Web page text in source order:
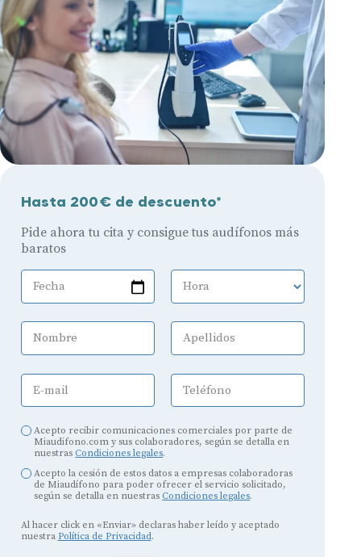
Hasta 200€ de descuento*
Pide ahora tu cita y consigue tus audífonos más
baratos
Fecha Hora
Nombre Apellidos
E-mail Teléfono
Acepto recibir comunicaciones comerciales por parte de
Miaudifono.com y sus colaboradores, según se detalla en
nuestras Condiciones legales.
Acepto la cesión de estos datos a empresas colaboradoras
de Miaudífono para poder ofrecer el servicio solicitado,
según se detalla en nuestras Condiciones legales.
Al hacer click en «Enviar» declaras haber leído y aceptado
nuestra Política de Privacidad.